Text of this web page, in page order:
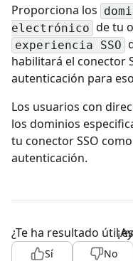
Proporciona los
electrónico de tu
experiencia SSO
habilitará el conector
autenticación para
Los usuarios con
los dominios
tu conector SSO
autenticación.
¿Te ha resultado útil
Sí No